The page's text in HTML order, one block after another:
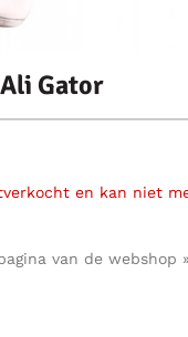
Gator
en kan niet
van de webshop »